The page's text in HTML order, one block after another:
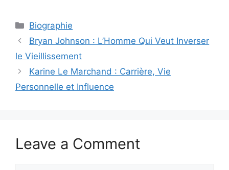
Categories
Biographie
Bryan Johnson : L’Homme Qui Veut Inverser
le Vieillissement
Karine Le Marchand : Carrière, Vie
Personnelle et Influence
Leave a Comment